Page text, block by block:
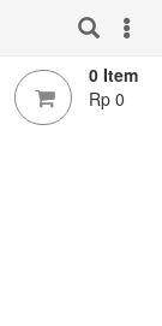
0 Item
Rp 0